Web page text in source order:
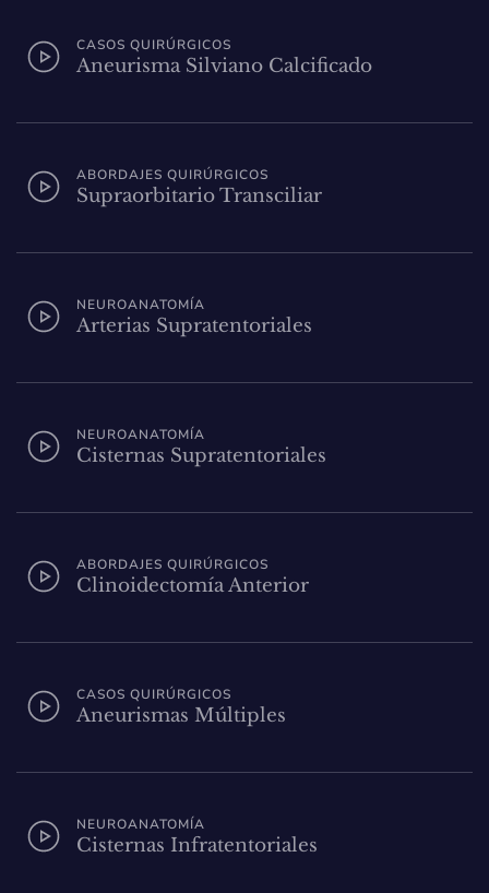
CASOS QUIRÚRGICOS
Aneurisma Silviano Calcificado
ABORDAJES QUIRÚRGICOS
Supraorbitario Transciliar
NEUROANATOMÍA
Arterias Supratentoriales
NEUROANATOMÍA
Cisternas Supratentoriales
ABORDAJES QUIRÚRGICOS
Clinoidectomía Anterior
CASOS QUIRÚRGICOS
Aneurismas Múltiples
NEUROANATOMÍA
Cisternas Infratentoriales